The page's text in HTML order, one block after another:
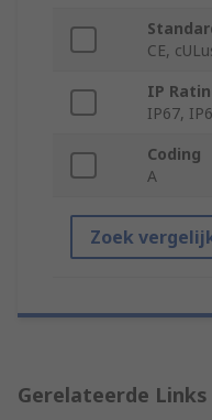
CE,
IP
IP67,
Coding
A
Zoek
Gerelateerde Links